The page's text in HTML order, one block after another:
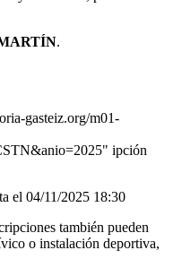
.
gasteiz.org/m01-
ipción
el 04/11/2025 18:30
también pueden
o instalación deportiva,